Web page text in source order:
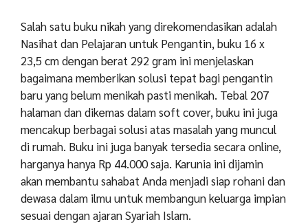
Salah satu buku nikah yang direkomendasikan adalah
Nasihat dan Pelajaran untuk Pengantin, buku 16 x
23,5 cm dengan berat 292 gram ini menjelaskan
bagaimana memberikan solusi tepat bagi pengantin
baru yang belum menikah pasti menikah. Tebal 207
halaman dan dikemas dalam soft cover, buku ini juga
mencakup berbagai solusi atas masalah yang muncul
di rumah. Buku ini juga banyak tersedia secara online,
harganya hanya Rp 44.000 saja. Karunia ini dijamin
akan membantu sahabat Anda menjadi siap rohani dan
dewasa dalam ilmu untuk membangun keluarga impian
sesuai dengan ajaran Syariah Islam.